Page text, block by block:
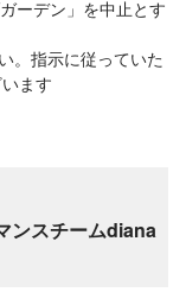
ーデン」を中止とす
。指示に従っていた
ます
ンスチームdiana